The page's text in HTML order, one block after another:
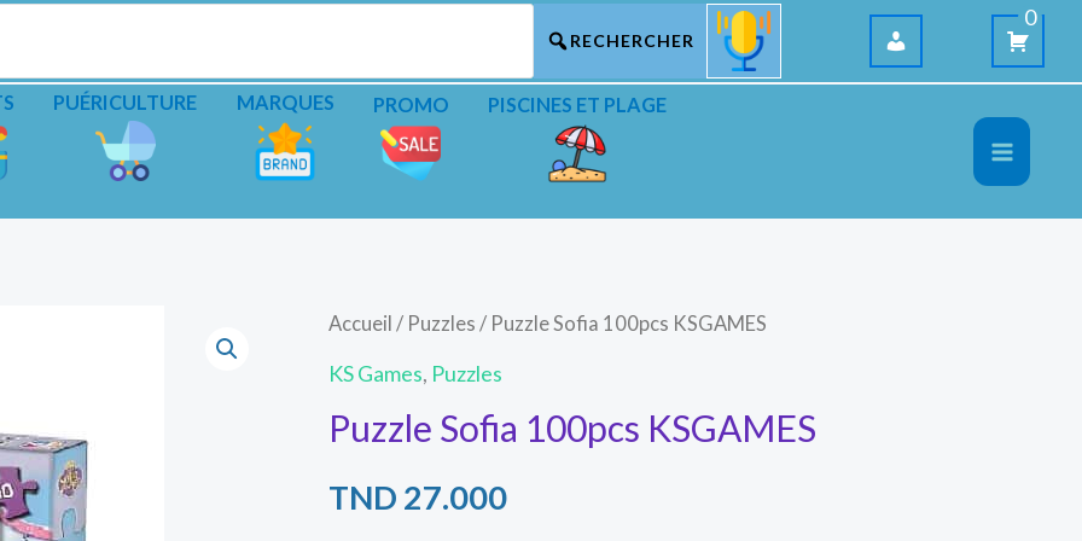
0
PUÉRICULTURE MARQUES PROMO PISCINES ET PLAGE
Accueil / Puzzles / Puzzle Sofia 100pcs KSGAMES
KS Games, Puzzles
Puzzle Sofia 100pcs KSGAMES
TND 27.000